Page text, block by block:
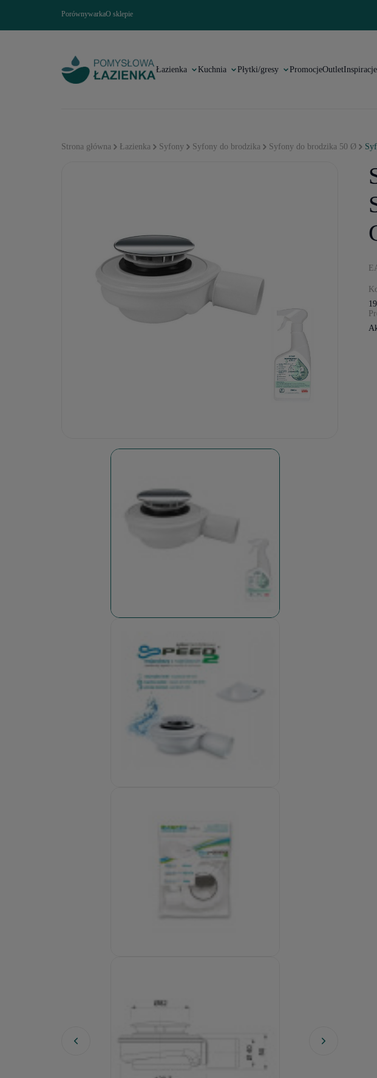
PorównywarkaO sklepie
Łazienka Kuchnia Płytki/gresy PromocjeOutletInspiracje
Strona główna Łazienka Syfony Syfony do brodzika Syfony do brodzika 50 Ø